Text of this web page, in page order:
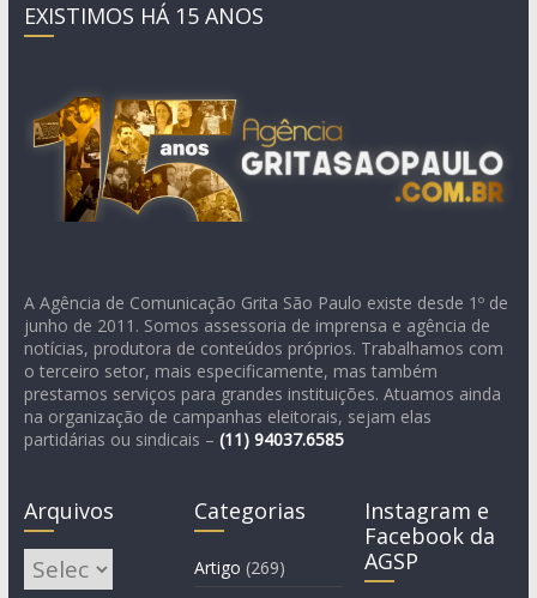
EXISTIMOS HÁ 15 ANOS
A Agência de Comunicação Grita São Paulo existe desde 1º de
junho de 2011. Somos assessoria de imprensa e agência de
notícias, produtora de conteúdos próprios. Trabalhamos com
o terceiro setor, mais especificamente, mas também
prestamos serviços para grandes instituições. Atuamos ainda
na organização de campanhas eleitorais, sejam elas
partidárias ou sindicais – (11) 94037.6585
Arquivos
Arquivos
Categorias
Artigo (269)
Instagram e
Facebook da
AGSP